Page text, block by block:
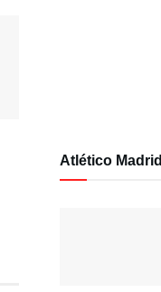
Atlético Madrid